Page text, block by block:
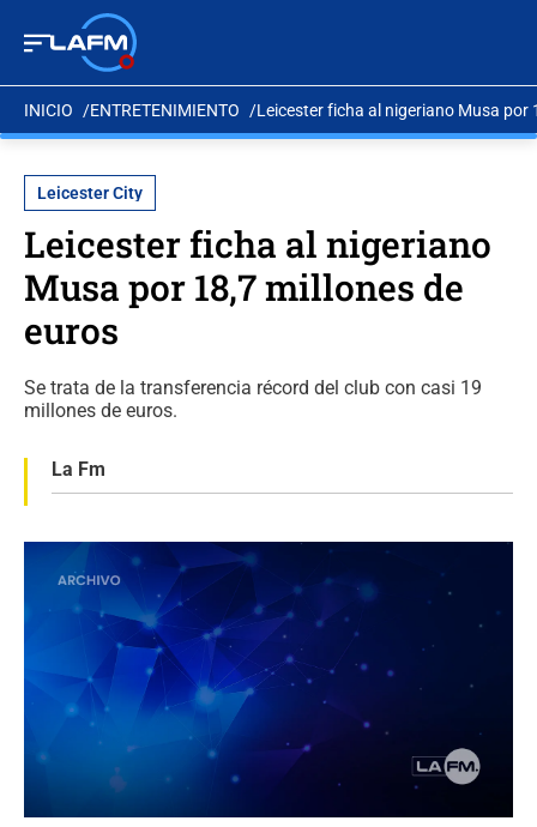
INICIO ENTRETENIMIENTO Leicester ficha al nigeriano Musa por
Leicester City
Leicester ficha al nigeriano
Musa por 18,7 millones de
euros
Se trata de la transferencia récord del club con casi 19
millones de euros.
La Fm